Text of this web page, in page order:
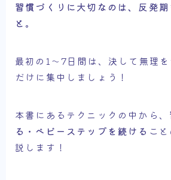
習慣づくりに大切なのは、反発
と。
最初の1～7日間は、決して無理
だけに集中しましょう！
本書にあるテクニックの中から、
る・ベビーステップを続ける こ
説します！